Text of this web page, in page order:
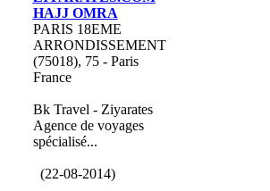
HAJJ OMRA
PARIS 18EME
ARRONDISSEMENT
(75018), 75 - Paris
France
Bk Travel - Ziyarates
Agence de voyages
spécialisé...
(22-08-2014)